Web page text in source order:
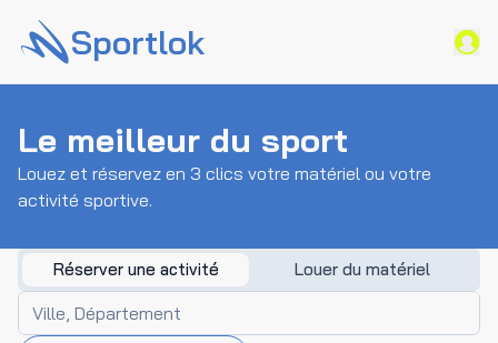
Sportlok
Le meilleur du sport
Louez et réservez en 3 clics votre matériel ou votre
activité sportive.
Réserver une activité Louer du matériel